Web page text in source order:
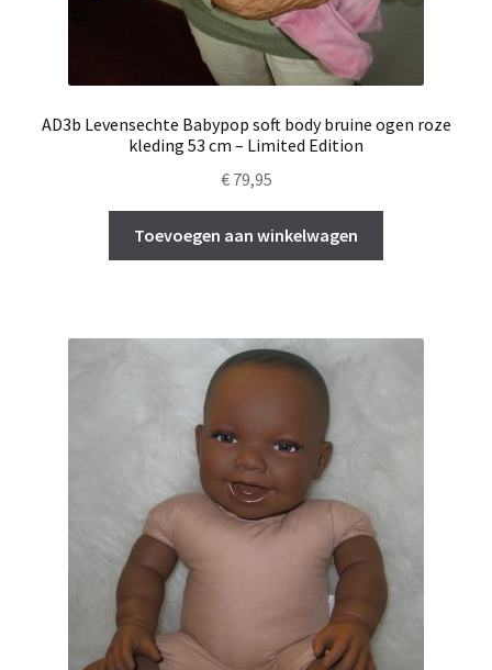
AD3b Levensechte Babypop soft body bruine ogen roze
kleding 53 cm – Limited Edition
€79,95
Toevoegen aan winkelwagen